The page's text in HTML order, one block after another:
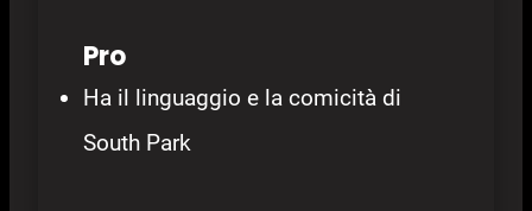
Pro
Ha il linguaggio e la comicità di
South Park